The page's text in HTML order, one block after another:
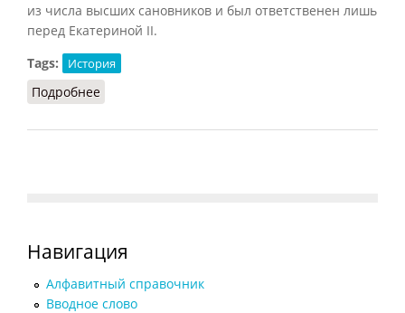
из числа высших сановников и был ответственен лишь
перед Екатериной II.
Tags:
История
Подробнее
Навигация
Алфавитный справочник
Вводное слово